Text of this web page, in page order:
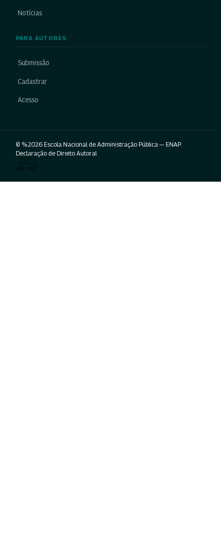
Notícias
PARA AUTORES
Submissão
Cadastrar
Acesso
© %2026 Escola Nacional de Administração Pública — ENAP.
Declaração de Direito Autoral